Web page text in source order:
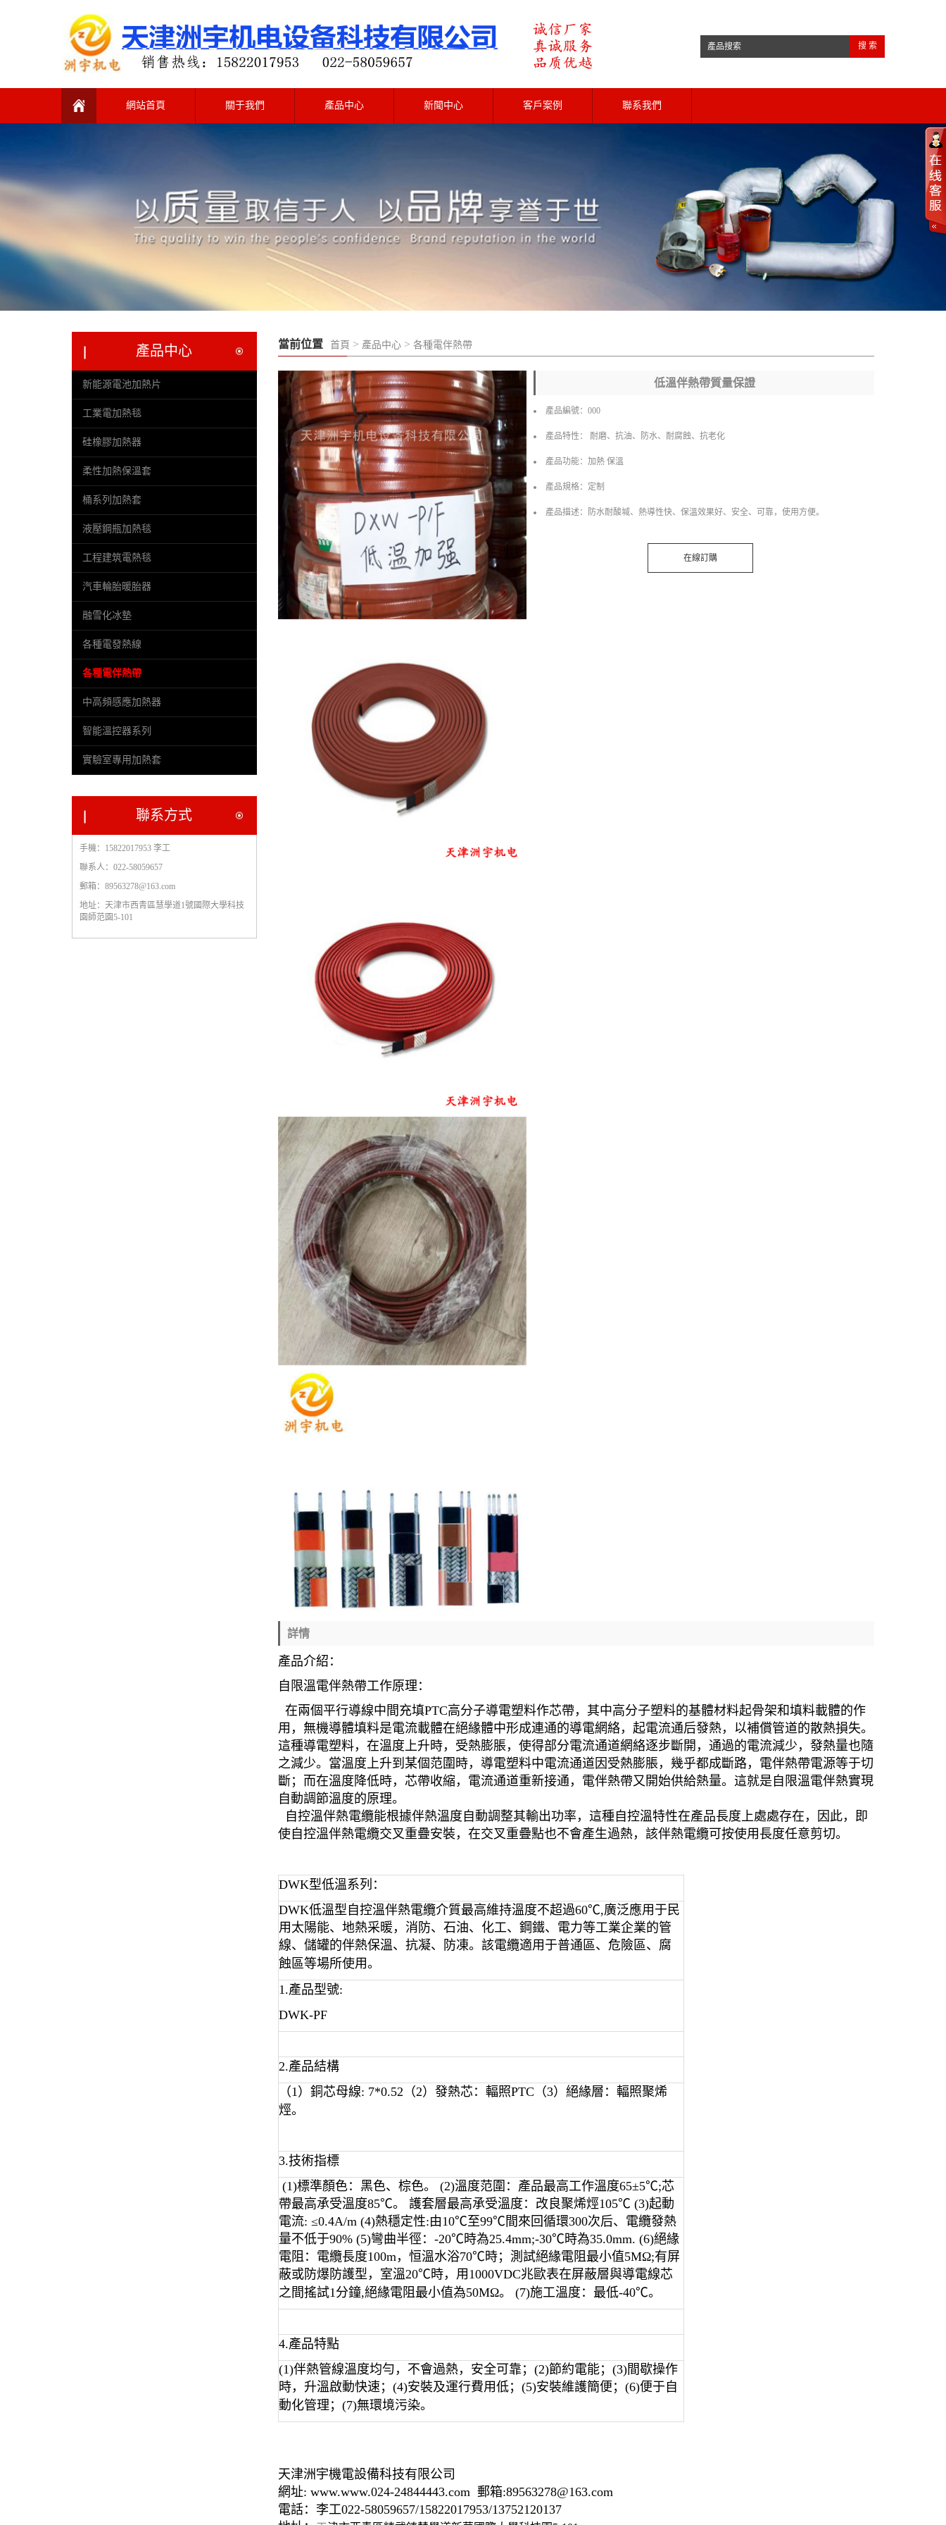
搜 索
網站首頁 關于我們 產品中心 新聞中心 客戶案例 聯系我們
當前位置 首頁 > 產品中心> 各種電伴熱帶
低溫伴熱帶質量保證
產品編號：000
產品特性： 耐磨、抗油、防水、耐腐蝕、抗老化
產品功能：加熱 保溫
產品規格：定制
產品描述：防水耐酸堿、熱導性快、保溫效果好、安全、可靠，使用方便。
在線訂購
詳情
產品介紹：
自限溫電伴熱帶工作原理：
在兩個平行導線中間充填PTC高分子導電塑料作芯帶，其中高分子塑料的基體材料起骨架和填料載體的作
用，無機導體填料是電流載體在絕緣體中形成連通的導電網絡，起電流通后發熱，以補償管道的散熱損失。
這種導電塑料，在溫度上升時，受熱膨脹，使得部分電流通道網絡逐步斷開，通過的電流減少，發熱量也隨
之減少。當溫度上升到某個范圍時，導電塑料中電流通道因受熱膨脹，幾乎都成斷路，電伴熱帶電源等于切
斷；而在溫度降低時，芯帶收縮，電流通道重新接通，電伴熱帶又開始供給熱量。這就是自限溫電伴熱實現
自動調節溫度的原理。
自控溫伴熱電纜能根據伴熱溫度自動調整其輸出功率，這種自控溫特性在產品長度上處處存在，因此，即
使自控溫伴熱電纜交叉重疊安裝，在交叉重疊點也不會產生過熱，該伴熱電纜可按使用長度任意剪切。
DWK型低溫系列：
DWK低溫型自控溫伴熱電纜介質最高維持溫度不超過60℃,廣泛應用于民
用太陽能、地熱采暖，消防、石油、化工、鋼鐵、電力等工業企業的管
線、儲罐的伴熱保溫、抗凝、防凍。該電纜適用于普通區、危險區、腐
蝕區等場所使用。
1.產品型號:
DWK-PF
2.產品結構
（1）銅芯母線: 7*0.52（2）發熱芯：輻照PTC（3）絕緣層：輻照聚烯
烴。
3.技術指標
(1)標準顏色：黑色、棕色。 (2)溫度范圍：產品最高工作溫度65±5℃;芯
帶最高承受溫度85℃。
護套層最高承受溫度：改良聚烯烴105℃ (3)起動
電流: ≤0.4A/m (4)熱穩定性:由10℃至99℃間來回循環300次后、電纜發熱
量不低于90% (5)彎曲半徑：-20℃時為25.4mm;-30℃時為35.0mm. (6)絕緣
電阻：電纜長度100m，恒溫水浴70℃時；測試絕緣電阻最小值5MΩ;有屏
蔽或防爆防護型，室溫20℃時，用1000VDC兆歐表在屏蔽層與導電線芯
之間搖試1分鐘,絕緣電阻最小值為50MΩ。 (7)施工溫度：最低-40℃。
4.產品特點
(1)伴熱管線溫度均勻，不會過熱，安全可靠；(2)節約電能；(3)間歇操作
時，升溫啟動快速；(4)安裝及運行費用低；(5)安裝維護簡便；(6)便于自
動化管理；(7)無環境污染。
天津洲宇機電設備科技有限公司
網址: www.www.024-24844443.com 郵箱:89563278@163.com
電話：李工022-58059657/15822017953/13752120137
產品中心
新能源電池加熱片
工業電加熱毯
硅橡膠加熱器
柔性加熱保溫套
桶系列加熱套
液壓鋼瓶加熱毯
工程建筑電熱毯
汽車輪胎暖胎器
融雪化冰墊
各種電發熱線
各種電伴熱帶
中高頻感應加熱器
智能溫控器系列
實驗室專用加熱套
聯系方式
手機：15822017953 李工
聯系人：022-58059657
郵箱：89563278@163.com
地址：天津市西青區慧學道1號國際大學科技
園師范園5-101